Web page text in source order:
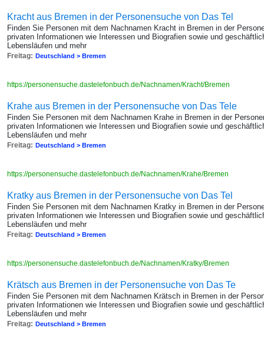
Kracht aus Bremen in der Personensuche von Das Tel
Finden Sie Personen mit dem Nachnamen Kracht in Bremen in der
privaten Informationen wie Interessen und Biografien sowie und
Lebensläufen und mehr
Freitag: Deutschland > Bremen
https://personensuche.dastelefonbuch.de/Nachnamen/Kracht/Bremen
Krahe aus Bremen in der Personensuche von Das Tele
Finden Sie Personen mit dem Nachnamen Krahe in Bremen in der
privaten Informationen wie Interessen und Biografien sowie und
Lebensläufen und mehr
Freitag: Deutschland > Bremen
https://personensuche.dastelefonbuch.de/Nachnamen/Krahe/Bremen
Kratky aus Bremen in der Personensuche von Das Tel
Finden Sie Personen mit dem Nachnamen Kratky in Bremen in der
privaten Informationen wie Interessen und Biografien sowie und
Lebensläufen und mehr
Freitag: Deutschland > Bremen
https://personensuche.dastelefonbuch.de/Nachnamen/Kratky/Bremen
Krätsch aus Bremen in der Personensuche von Das Te
Finden Sie Personen mit dem Nachnamen Krätsch in Bremen in der
privaten Informationen wie Interessen und Biografien sowie und
Lebensläufen und mehr
Freitag: Deutschland > Bremen